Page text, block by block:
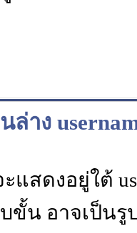
าง
แสดงอยู่ใต้
ขั้น อาจเป็น